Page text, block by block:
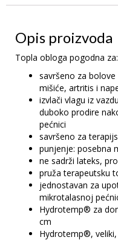
Opis proizvoda
Topla obloga pogodna za:
savršeno za
mišiće, artritis i
izvlači vlagu iz
duboko prodire
pećnici
savršeno za
punjenje: posebna
ne sadrži lateks,
pruža terapeutsku
jednostavan za
mikrotalasnoj
Hydrotemp® za
cm
Hydrotemp®,